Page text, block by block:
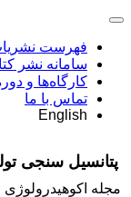
فهرست
سامانه نشر
کارگاه‌ها و
تماس با ما
English
پتانسیل سنجی
مجله اکوهیدرولوژی